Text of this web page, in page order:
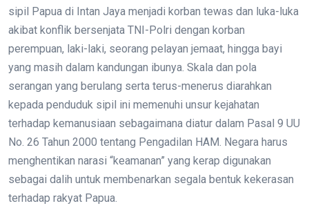
sipil Papua di Intan Jaya menjadi korban tewas dan luka-luka
akibat konflik bersenjata TNI-Polri dengan korban
perempuan, laki-laki, seorang pelayan jemaat, hingga bayi
yang masih dalam kandungan ibunya. Skala dan pola
serangan yang berulang serta terus-menerus diarahkan
kepada penduduk sipil ini memenuhi unsur kejahatan
terhadap kemanusiaan sebagaimana diatur dalam Pasal 9 UU
No. 26 Tahun 2000 tentang Pengadilan HAM. Negara harus
menghentikan narasi “keamanan” yang kerap digunakan
sebagai dalih untuk membenarkan segala bentuk kekerasan
terhadap rakyat Papua.